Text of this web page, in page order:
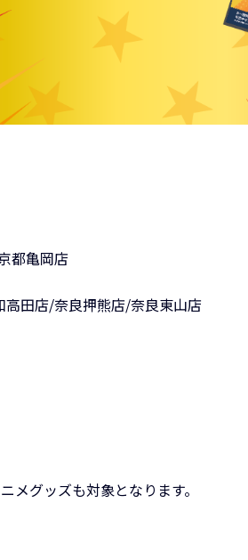
都亀岡店
高田店/奈良押熊店/奈良東山店
グッズも対象となります。